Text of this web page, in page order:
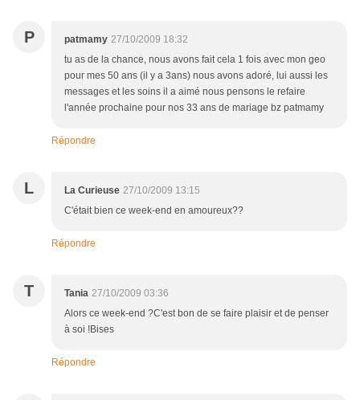
P patmamy 27/10/2009 18:32
tu as de la chance, nous avons fait cela 1 fois avec mon geo
pour mes 50 ans (il y a 3ans) nous avons adoré, lui aussi les
messages et les soins il a aimé nous pensons le refaire
l'année prochaine pour nos 33 ans de mariage bz patmamy
Répondre
L La Curieuse 27/10/2009 13:15
C'était bien ce week-end en amoureux??
Répondre
T Tania 27/10/2009 03:36
Alors ce week-end ?C'est bon de se faire plaisir et de penser
à soi !Bises
Répondre